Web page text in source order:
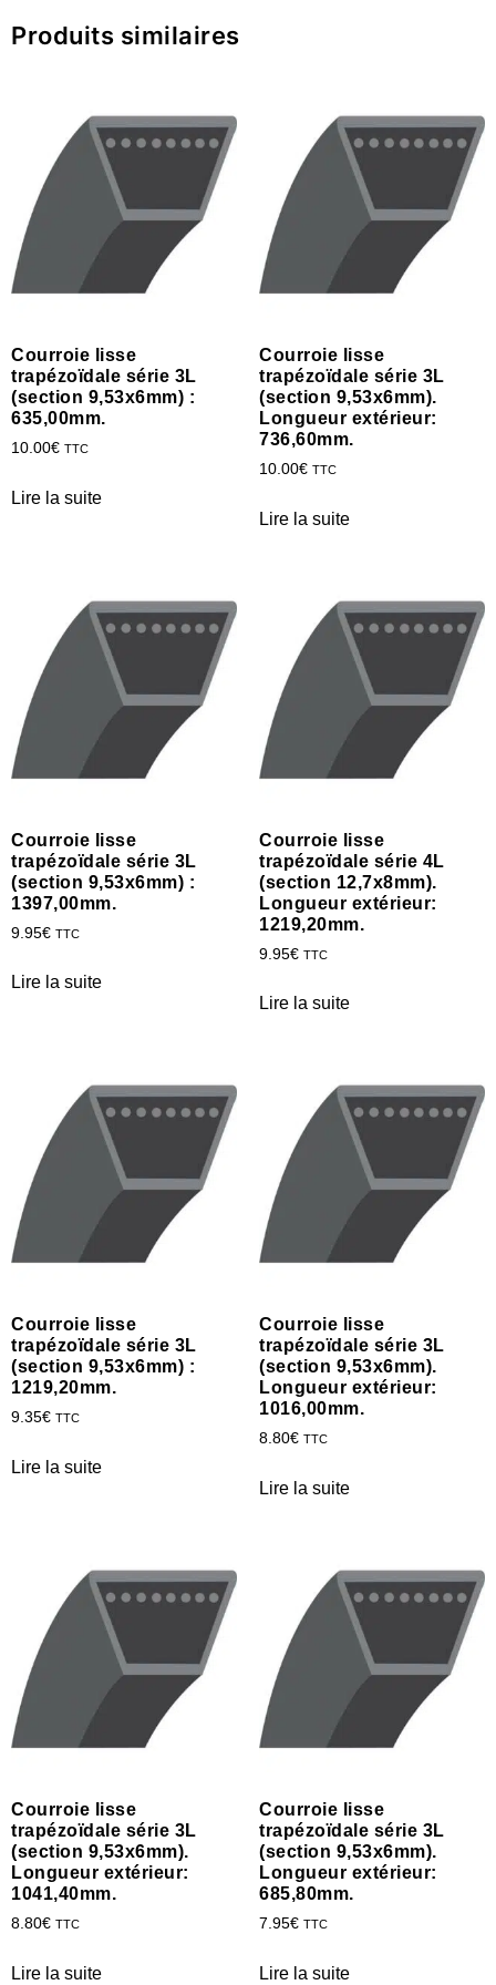
Produits similaires
Courroie lisse
trapézoïdale série 3L
(section 9,53x6mm) :
635,00mm.
10.00€ TTC
Lire la suite
Courroie lisse
trapézoïdale série 3L
(section 9,53x6mm).
Longueur extérieur:
736,60mm.
10.00€ TTC
Lire la suite
Courroie lisse
trapézoïdale série 3L
(section 9,53x6mm) :
1397,00mm.
9.95€ TTC
Lire la suite
Courroie lisse
trapézoïdale série 4L
(section 12,7x8mm).
Longueur extérieur:
1219,20mm.
9.95€ TTC
Lire la suite
Courroie lisse
trapézoïdale série 3L
(section 9,53x6mm) :
1219,20mm.
9.35€ TTC
Lire la suite
Courroie lisse
trapézoïdale série 3L
(section 9,53x6mm).
Longueur extérieur:
1016,00mm.
8.80€ TTC
Lire la suite
Courroie lisse
trapézoïdale série 3L
(section 9,53x6mm).
Longueur extérieur:
1041,40mm.
8.80€ TTC
Lire la suite
Courroie lisse
trapézoïdale série 3L
(section 9,53x6mm).
Longueur extérieur:
685,80mm.
7.95€ TTC
Lire la suite